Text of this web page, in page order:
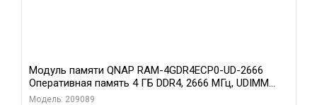
Модуль памяти QNAP RAM-4GDR4ECP0-UD-2666
Оперативная память 4 ГБ DDR4, 2666 МГц, UDIMM
ECC
Модель: 209089